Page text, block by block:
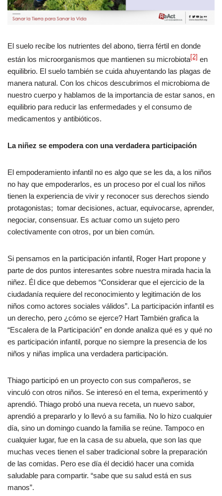
El suelo recibe los nutrientes del abono, tierra fértil en donde
están los microorganismos que mantienen su microbiota [2] en
equilibrio. El suelo también se cuida ahuyentando las plagas de
manera natural. Con los chicos descubrimos el microbioma de
nuestro cuerpo y hablamos de la importancia de estar sanos, en
equilibrio para reducir las enfermedades y el consumo de
medicamentos y antibióticos.
La niñez se empodera con una verdadera participación
El empoderamiento infantil no es algo que se les da, a los niños
no hay que empoderarlos, es un proceso por el cual los niños
tienen la experiencia de vivir y reconocer sus derechos siendo
protagonistas; tomar decisiones, actuar, equivocarse, aprender,
negociar, consensuar. Es actuar como un sujeto pero
colectivamente con otros, por un bien común.
Si pensamos en la participación infantil, Roger Hart propone y
parte de dos puntos interesantes sobre nuestra mirada hacia la
niñez. Él dice que debemos “Considerar que el ejercicio de la
ciudadanía requiere del reconocimiento y legitimación de los
niños como actores sociales válidos”. La participación infantil es
un derecho, pero ¿cómo se ejerce? Hart También grafica la
“Escalera de la Participación” en donde analiza qué es y qué no
es participación infantil, porque no siempre la presencia de los
niños y niñas implica una verdadera participación.
Thiago participó en un proyecto con sus compañeros, se
vinculó con otros niños. Se interesó en el tema, experimentó y
aprendió. Thiago probó una nueva receta, un nuevo sabor,
aprendió a prepararlo y lo llevó a su familia. No lo hizo cualquier
día, sino un domingo cuando la familia se reúne. Tampoco en
cualquier lugar, fue en la casa de su abuela, que son las que
muchas veces tienen el saber tradicional sobre la preparación
de las comidas. Pero ese día él decidió hacer una comida
saludable para compartir. “sabe que su salud está en sus
manos”.